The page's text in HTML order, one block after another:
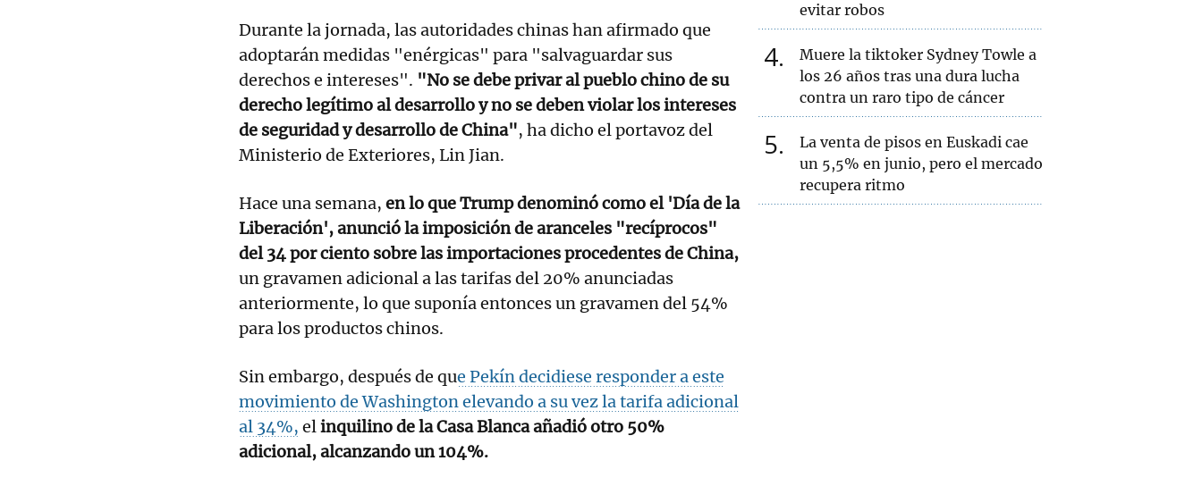
Durante la jornada, las autoridades chinas han afirmado que
adoptarán medidas "enérgicas" para "salvaguardar sus
derechos e intereses". "No se debe privar al pueblo chino de su
derecho legítimo al desarrollo y no se deben violar los intereses
de seguridad y desarrollo de China", ha dicho el portavoz del
Ministerio de Exteriores, Lin Jian.
Hace una semana, en lo que Trump denominó como el 'Día de la
Liberación', anunció la imposición de aranceles "recíprocos"
del 34 por ciento sobre las importaciones procedentes de China,
un gravamen adicional a las tarifas del 20% anunciadas
anteriormente, lo que suponía entonces un gravamen del 54%
para los productos chinos.
Sin embargo, después de que Pekín decidiese responder a este
movimiento de Washington elevando a su vez la tarifa adicional
al 34%, elinquilino de la Casa Blanca añadió otro 50%
adicional, alcanzando un 104%.
evitar robos
4
Muere la tiktoker Sydney Towle a
los 26 años tras una dura lucha
contra un raro tipo de cáncer
5
La venta de pisos en Euskadi cae
un 5,5% en junio, pero el mercado
recupera ritmo